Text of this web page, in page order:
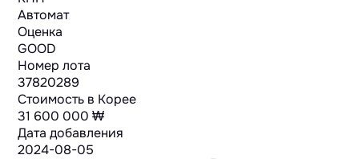
Автомат
Оценка
GOOD
Номер лота
37820289
Стоимость в Корее
31 600 000 ₩
Дата добавления
2024-08-05